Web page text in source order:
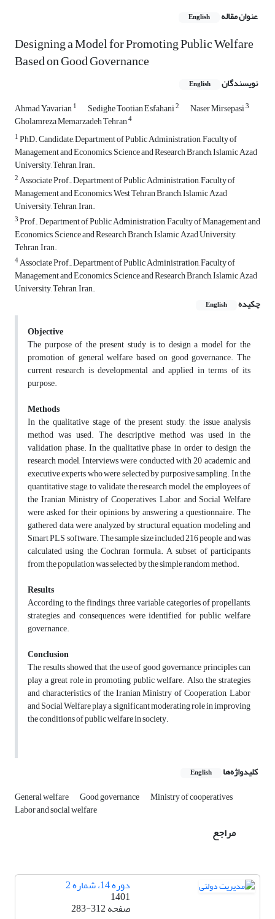
عنوان مقاله English
Designing a Model for Promoting Public Welfare
Based on Good Governance
نویسندگان English
Ahmad Yavarian1 Sedighe Tootian Esfahani2 Naser Mirsepasi3
Gholamreza Memarzadeh Tehran4
1PhD. Candidate, Department of Public Administration, Faculty of
Management and Economics, Science and Research Branch, Islamic Azad
University, Tehran, Iran.
2Associate Prof., Department of Public Administration, Faculty of
Management and Economics, West Tehran Branch, Islamic Azad
University, Tehran, Iran.
3Prof., Department of Public Administration, Faculty of Management and
Economics, Science and Research Branch, Islamic Azad University,
Tehran, Iran.
4Associate Prof., Department of Public Administration, Faculty of
Management and Economics, Science and Research Branch, Islamic Azad
University, Tehran, Iran.
چکیده
English
Objective
The purpose of the present study is to design a model for the
promotion of general welfare based on good governance. The
current research is developmental and applied in terms of its
purpose.
Methods
In the qualitative stage of the present study, the issue analysis
method was used. The descriptive method was used in the
validation phase. In the qualitative phase, in order to design the
research model, Interviews were conducted with 20 academic and
executive experts who were selected by purposive sampling. In the
quantitative stage, to validate the research model, the employees of
the Iranian Ministry of Cooperatives, Labor, and Social Welfare
were asked for their opinions by answering a questionnaire. The
gathered data were analyzed by structural equation modeling and
Smart PLS software. The sample size included 216 people and was
calculated using the Cochran formula. A subset of participants
from the population was selected by the simple random method.
Results
According to the findings, three variable categories of propellants,
strategies and consequences were identified for public welfare
governance.
Conclusion
The results showed that the use of good governance principles can
play a great role in promoting public welfare. Also, the strategies
and characteristics of the Iranian Ministry of Cooperation, Labor
and Social Welfare play a significant moderating role in improving
the conditions of public welfare in society.
کلیدواژه‌ها English
General welfare Good governance Ministry of cooperatives
Labor and social welfare
مراجع
دوره 14، شماره 2
1401
صفحه283-312